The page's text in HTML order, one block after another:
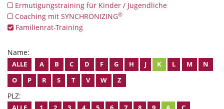
Ermutigungstraining für Kinder / Jugendliche
Coaching mit SYNCHRONIZING®
Familienrat-Training
Name:
ALLE A B C D F G H J K L M
N
O
P R S T V W Z
PLZ: